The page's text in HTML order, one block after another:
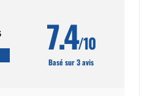
7.4/10
Basé sur 3 avis